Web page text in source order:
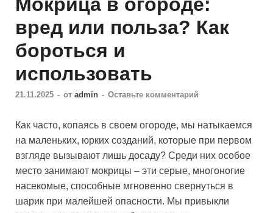
вред или польза? Как
бороться и
использовать
21.11.2025 - от admin - Оставьте комментарий
Как часто, копаясь в своем огороде, мы натыкаемся
на маленьких, юрких созданий, которые при первом
взгляде вызывают лишь досаду? Среди них особое
место занимают мокрицы – эти серые, многоногие
насекомые, способные мгновенно свернуться в
шарик при малейшей опасности. Мы привыкли